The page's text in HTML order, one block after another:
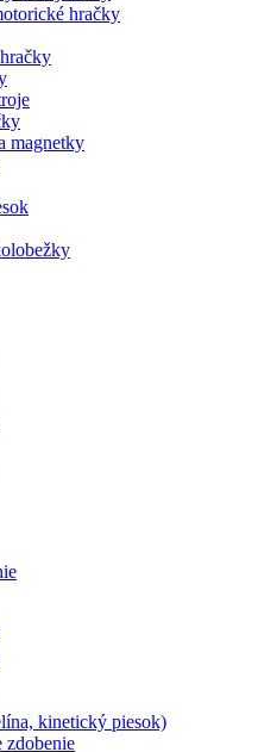
hračky
magnetky
kinetický piesok)
zdobenie